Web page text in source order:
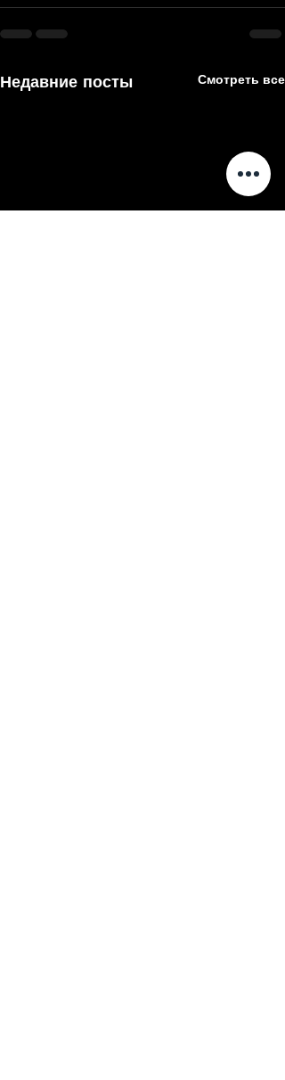
Недавние посты Смотреть все